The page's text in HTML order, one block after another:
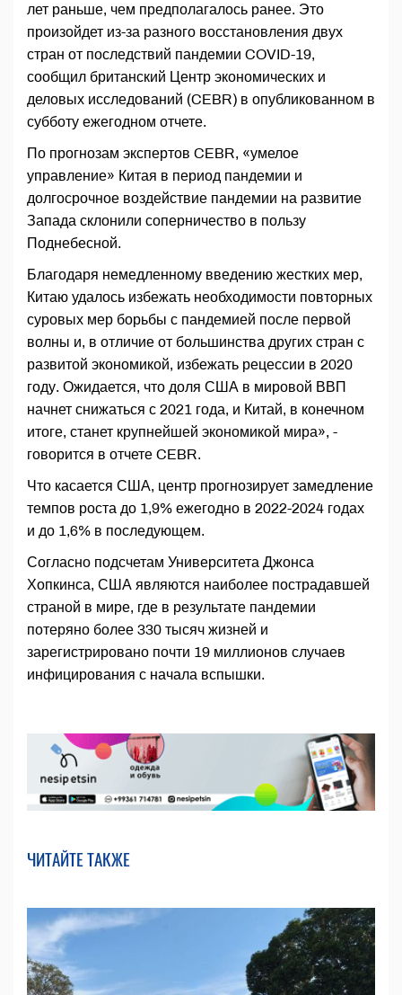
лет раньше, чем предполагалось ранее. Это
произойдет из-за разного восстановления двух
стран от последствий пандемии COVID-19,
сообщил британский Центр экономических и
деловых исследований (CEBR) в опубликованном в
субботу ежегодном отчете.
По прогнозам экспертов CEBR, «умелое
управление» Китая в период пандемии и
долгосрочное воздействие пандемии на развитие
Запада склонили соперничество в пользу
Поднебесной.
Благодаря немедленному введению жестких мер,
Китаю удалось избежать необходимости повторных
суровых мер борьбы с пандемией после первой
волны и, в отличие от большинства других стран с
развитой экономикой, избежать рецессии в 2020
году. Ожидается, что доля США в мировой ВВП
начнет снижаться с 2021 года, и Китай, в конечном
итоге, станет крупнейшей экономикой мира», -
говорится в отчете CEBR.
Что касается США, центр прогнозирует замедление
темпов роста до 1,9% ежегодно в 2022-2024 годах
и до 1,6% в последующем.
Согласно подсчетам Университета Джонса
Хопкинса, США являются наиболее пострадавшей
страной в мире, где в результате пандемии
потеряно более 330 тысяч жизней и
зарегистрировано почти 19 миллионов случаев
инфицирования с начала вспышки.
ЧИТАЙТЕ ТАКЖЕ